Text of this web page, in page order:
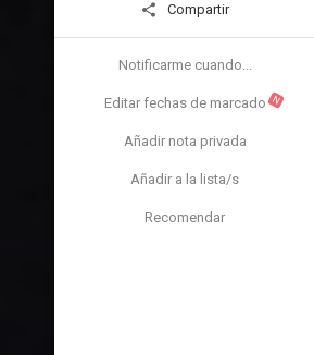
Compartir
Notificarme cuando...
Editar fechas de marcado N
Añadir nota privada
Añadir a la lista/s
Recomendar